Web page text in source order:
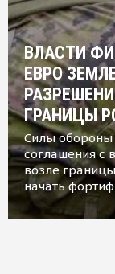
ВЛАСТИ
ЕВРО
ГРАНИЦЫ
Силы
соглашения с
возле
начать